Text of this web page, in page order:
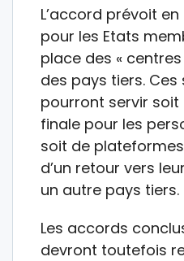
L’accord prévoit
pour les Etats
place des «
des pays tiers.
pourront servir
finale pour les
soit de
d’un retour vers
un autre pays tiers.
Les accords
devront toutefois